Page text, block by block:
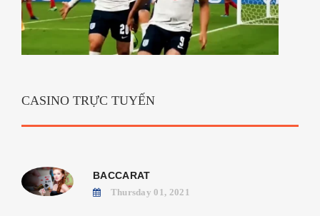
CASINO TRỰC TUYẾN
BACCARAT
Thursday 01, 2021